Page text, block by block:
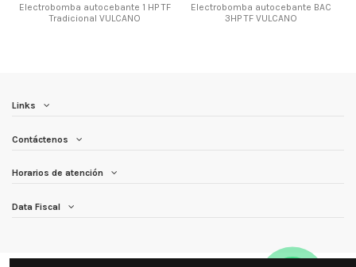
Electrobomba autocebante 1 HP TF
Tradicional VULCANO
Electrobomba autocebante BAC
3HP TF VULCANO
Links
Contáctenos
Horarios de atención
Data Fiscal